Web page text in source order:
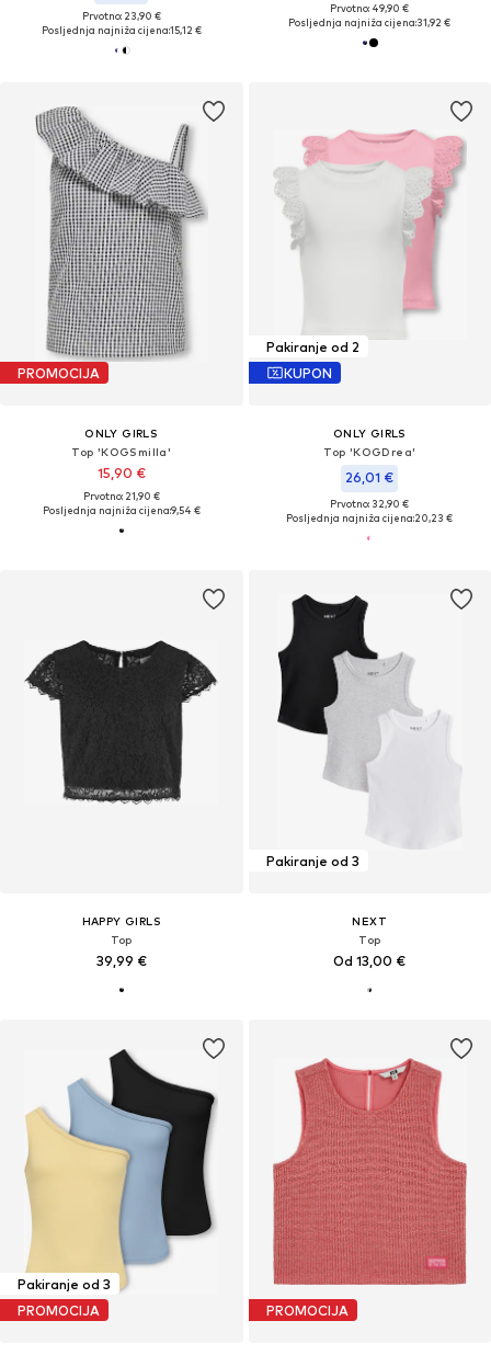
Prvotno: 23,90 €
Posljednja najniža cijena:15,12 €
Prvotno: 49,90 €
Posljednja najniža cijena:31,92 €
PROMOCIJA
ONLY GIRLS
Top 'KOGSmilla'
15,90 €
Prvotno: 21,90 €
Posljednja najniža cijena:9,54 €
Pakiranje od 2
KUPON
ONLY GIRLS
Top 'KOGDrea'
26,01 €
Prvotno: 32,90 €
Posljednja najniža cijena:20,23 €
HAPPY GIRLS
Top
39,99 €
Pakiranje od 3
NEXT
Top
Od 13,00 €
Pakiranje od 3
PROMOCIJA
PROMOCIJA